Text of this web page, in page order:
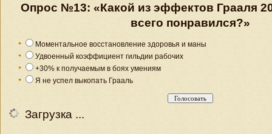
Опрос №13: «Какой из эффектов Грааля
всего понравился?»
Моментальное восстановление здоровья и маны
Удвоенный коэффициент гильдии рабочих
+30% к получаемым в боях умениям
Я не успел выкопать Грааль
Загрузка ...